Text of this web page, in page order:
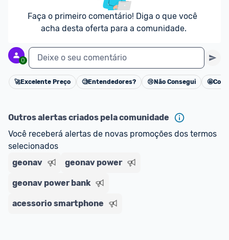
Faça o primeiro comentário! Diga o que você
acha desta oferta para a comunidade.
0 Deixe o seu comentário
Cancelar
🚀Excelente Preço 🧐Entendedores? 😢 Não Consegui 🤩
Outros alertas criados pela comunidade
Você receberá alertas de novas promoções dos termos
selecionados
geonav
geonav power
geonav power bank
acessorio smartphone